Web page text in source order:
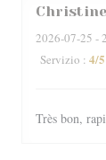
Christine
2026-07-25 -
Servizio : 4/5
Très bon,